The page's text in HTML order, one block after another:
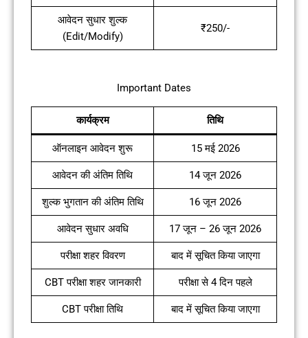
आवेदन सुधार शुल्क
(Edit/Modify)
₹250/-
Important Dates
कार्यक्रम तिथि
ऑनलाइन आवेदन शुरू 15 मई 2026
आवेदन की अंतिम तिथि 14 जून 2026
शुल्क भुगतान की अंतिम तिथि 16 जून 2026
आवेदन सुधार अवधि 17 जून – 26 जून 2026
परीक्षा शहर विवरण बाद में सूचित किया जाएगा
CBT परीक्षा शहर जानकारी परीक्षा से 4 दिन पहले
CBT परीक्षा तिथि बाद में सूचित किया जाएगा